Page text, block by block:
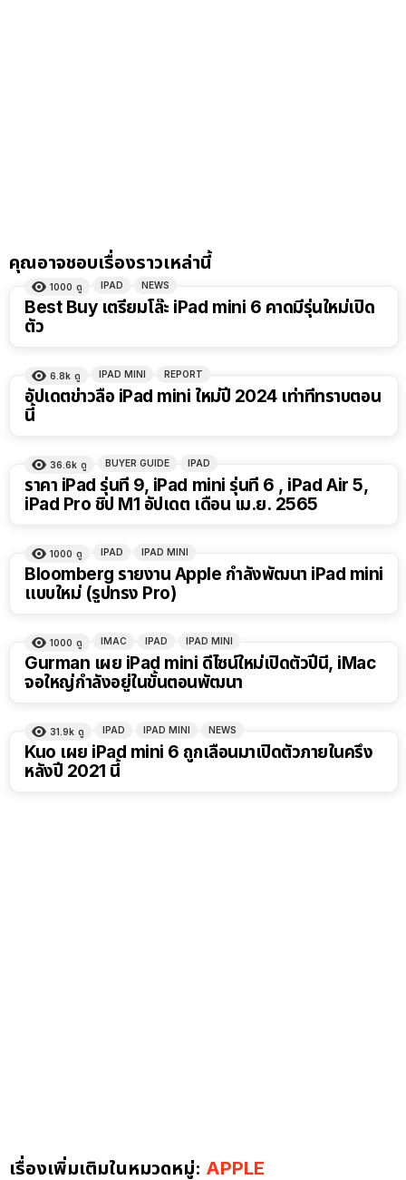
คุณอาจชอบเรื่องราวเหล่านี้
1000 ดู IPAD NEWS
Best Buy เตรียมโล๊ะ iPad mini 6 คาดมีรุ่นใหม่เปิด
ตัว
6.8k ดู IPAD MINI REPORT
อัปเดตข่าวลือ iPad mini ใหม่ปี 2024 เท่าที่ทราบตอน
นี้
36.6k ดู BUYER GUIDE IPAD
ราคา iPad รุ่นที่ 9, iPad mini รุ่นที่ 6 , iPad Air 5,
iPad Pro ชิป M1 อัปเดต เดือน เม.ย. 2565
1000 ดู IPAD IPAD MINI
Bloomberg รายงาน Apple กำลังพัฒนา iPad mini
แบบใหม่ (รูปทรง Pro)
1000 ดู IMAC IPAD IPAD MINI
Gurman เผย iPad mini ดีไซน์ใหม่เปิดตัวปีนี้, iMac
จอใหญ่กำลังอยู่ในขั้นตอนพัฒนา
31.9k ดู IPAD IPAD MINI NEWS
Kuo เผย iPad mini 6 ถูกเลื่อนมาเปิดตัวภายในครึ่ง
หลังปี 2021 นี้
เรื่องเพิ่มเติมในหมวดหมู่: APPLE